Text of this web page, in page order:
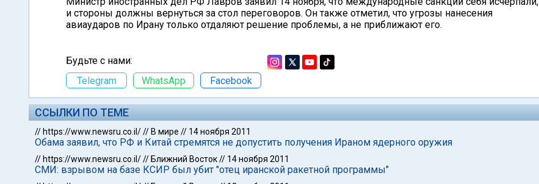
и стороны должны вернуться за стол переговоров. Он также отметил, что угрозы нанесения
авиаударов по Ирану только отдаляют решение проблемы, а не приближают его.
Будьте с нами:
Telegram
WhatsApp Facebook
ССЫЛКИ ПО ТЕМЕ
// https://www.newsru.co.il/// В мире // 14 ноября 2011
Обама заявил, что РФ и Китай стремятся не допустить получения Ираном ядерного оружия
// https://www.newsru.co.il/// Ближний Восток// 14 ноября 2011
СМИ: взрывом на базе КСИР был убит "отец иранской ракетной программы"